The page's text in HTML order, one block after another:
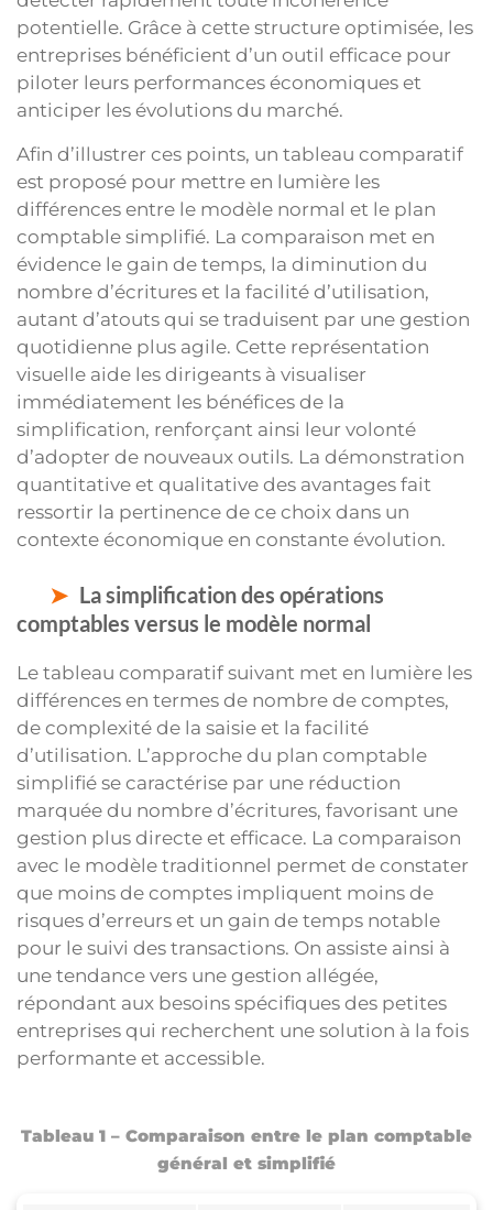
potentielle. Grâce à cette structure optimisée, les
entreprises bénéficient d’un outil efficace pour
piloter leurs performances économiques et
anticiper les évolutions du marché.
Afin d’illustrer ces points, un tableau comparatif
est proposé pour mettre en lumière les
différences entre le modèle normal et le plan
comptable simplifié. La comparaison met en
évidence le gain de temps, la diminution du
nombre d’écritures et la facilité d’utilisation,
autant d’atouts qui se traduisent par une gestion
quotidienne plus agile. Cette représentation
visuelle aide les dirigeants à visualiser
immédiatement les bénéfices de la
simplification, renforçant ainsi leur volonté
d’adopter de nouveaux outils. La démonstration
quantitative et qualitative des avantages fait
ressortir la pertinence de ce choix dans un
contexte économique en constante évolution.
La simplification des opérations
comptables versus le modèle normal
Le tableau comparatif suivant met en lumière les
différences en termes de nombre de comptes,
de complexité de la saisie et la facilité
d’utilisation. L’approche du plan comptable
simplifié se caractérise par une réduction
marquée du nombre d’écritures, favorisant une
gestion plus directe et efficace. La comparaison
avec le modèle traditionnel permet de constater
que moins de comptes impliquent moins de
risques d’erreurs et un gain de temps notable
pour le suivi des transactions. On assiste ainsi à
une tendance vers une gestion allégée,
répondant aux besoins spécifiques des petites
entreprises qui recherchent une solution à la fois
performante et accessible.
Tableau 1 – Comparaison entre le plan comptable
général et simplifié